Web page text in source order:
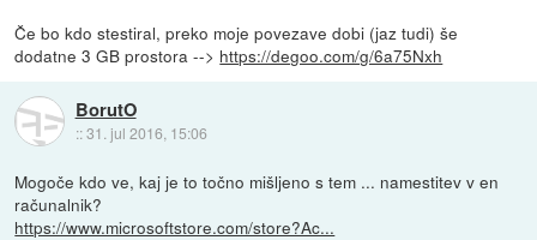
Če bo kdo stestiral, preko moje povezave dobi (jaz tudi) še
dodatne 3 GB prostora --> https://degoo.com/g/6a75Nxh
BorutO
::31. jul 2016, 15:06
Mogoče kdo ve, kaj je to točno mišljeno s tem ... namestitev v en
računalnik?
https://www.microsoftstore.com/store?Ac...